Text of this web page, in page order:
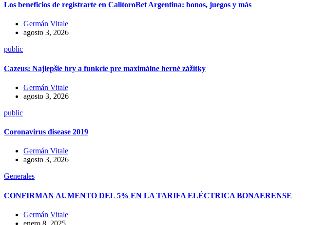
Los beneficios de registrarte en CalitoroBet Argentina: bonos, juegos y más
Germán Vitale
agosto 3, 2026
public
Cazeus: Najlepšie hry a funkcie pre maximálne herné zážitky
Germán Vitale
agosto 3, 2026
public
Coronavirus disease 2019
Germán Vitale
agosto 3, 2026
Generales
CONFIRMAN AUMENTO DEL 5% EN LA TARIFA ELÉCTRICA BONAERENSE
Germán Vitale
enero 8, 2025